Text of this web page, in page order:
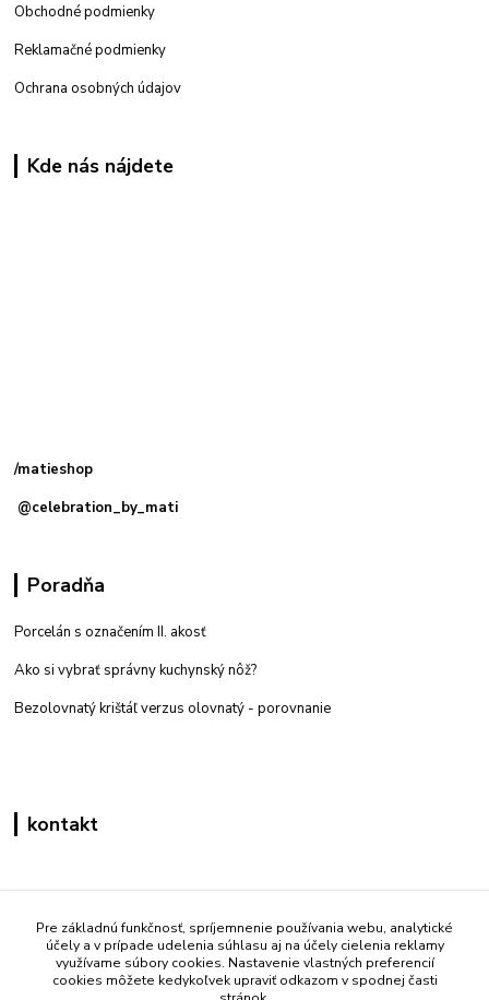
Obchodné podmienky
Reklamačné podmienky
Ochrana osobných údajov
Kde nás nájdete
/matieshop
@celebration_by_mati
Poradňa
Porcelán s označením II. akosť
Ako si vybrať správny kuchynský nôž?
Bezolovnatý krištáľ verzus olovnatý - porovnanie
kontakt
+421 908 861 051
(Po - Pia 7:30-15:30)
info@mati.sk
Pre základnú funkčnosť, spríjemnenie používania webu, analytické
účely a v prípade udelenia súhlasu aj na účely cielenia reklamy
využívame súbory cookies. Nastavenie vlastných preferencií
cookies môžete kedykoľvek upraviť odkazom v spodnej časti